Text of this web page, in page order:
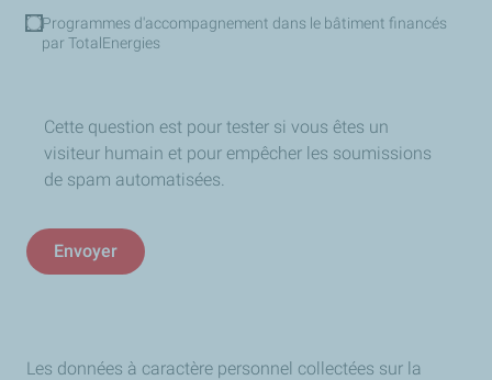
? Programmes d'accompagnement dans le bâtiment financés
par TotalEnergies
Cette question est pour tester si vous êtes un
visiteur humain et pour empêcher les soumissions
de spam automatisées.
Envoyer
Les données à caractère personnel collectées sur la